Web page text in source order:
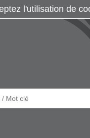
l'utilisation de